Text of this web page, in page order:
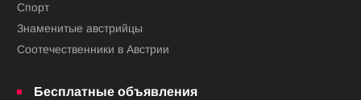
Спорт
Знаменитые австрийцы
Соотечественники в Австрии
Бесплатные объявления